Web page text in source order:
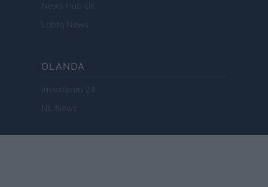
News Hub UK
Lgbtq News
OLANDA
Investeren 24
NL Newz